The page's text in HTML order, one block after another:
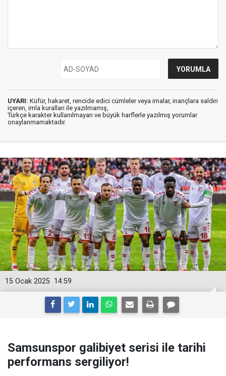
UYARI: Küfür, hakaret, rencide edici cümleler veya imalar, inançlara saldırı
içeren, imla kuralları ile yazılmamış,
Türkçe karakter kullanılmayan ve büyük harflerle yazılmış yorumlar
onaylanmamaktadır.
14:59
15 Ocak 2025
Samsunspor galibiyet serisi ile tarihi
performans sergiliyor!